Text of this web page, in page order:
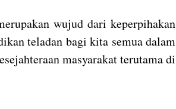
wujud dari keperpihakan
teladan bagi kita semua dalam
masyarakat terutama di